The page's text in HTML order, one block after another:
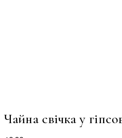
Чайна свічка у